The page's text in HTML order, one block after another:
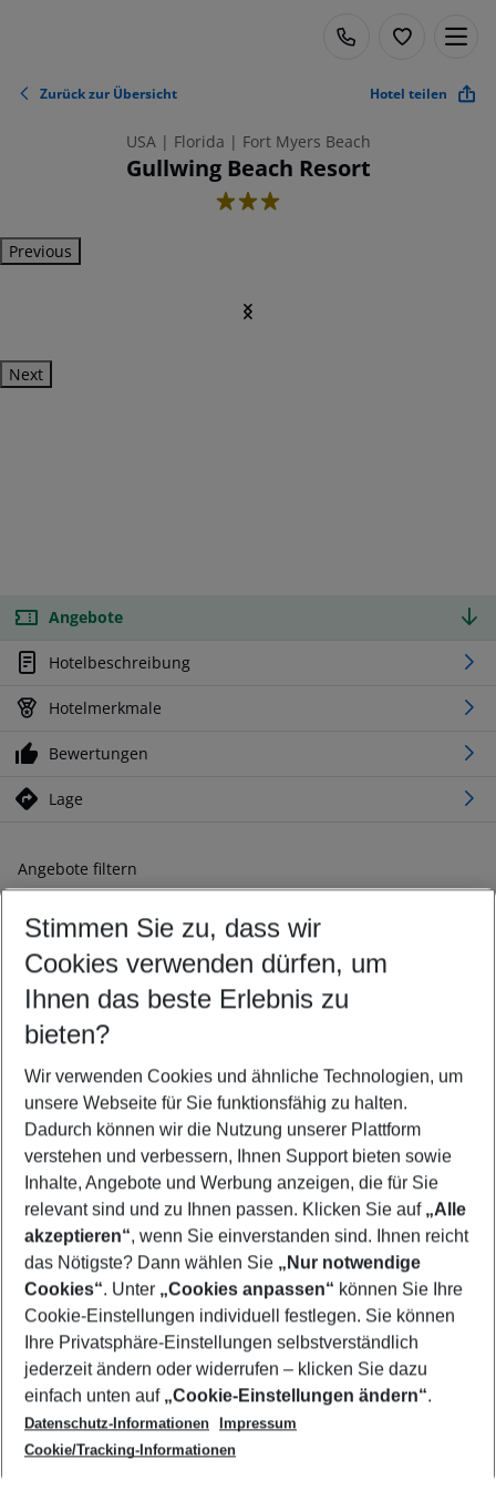
Zurück zur Übersicht Hotel teilen
USA | Florida | Fort Myers Beach
Gullwing Beach Resort
3
Previous
Next
Angebote
Hotelbeschreibung
Hotelmerkmale
Bewertungen
Lage
Angebote filtern
Ändern Sie Ihre Kriterien nach Ihren Wünschen
Abflughafen wählen
Beliebiger Abflughafen
Reisezeitraum wählen
10.08.26– 08.08.27 5-8 Nächte
2 Erwachsene Keine Kinder
Mehr Filter anzeigen
Footer
Footer navigation
Über uns
AGB
Cookie-Einstellungen ändern
Cookie-Richtlinie
Datenschutz
Service & Hilfe
Barrierefreies Reisen
Check-in
Folgen Sie uns
Stimmen Sie zu, dass wir
Cookies verwenden dürfen, um
Ihnen das beste Erlebnis zu
bieten?
Wir verwenden Cookies und ähnliche Technologien, um
unsere Webseite für Sie funktionsfähig zu halten.
Dadurch können wir die Nutzung unserer Plattform
verstehen und verbessern, Ihnen Support bieten sowie
Inhalte, Angebote und Werbung anzeigen, die für Sie
relevant sind und zu Ihnen passen. Klicken Sie auf „Alle
akzeptieren“, wenn Sie einverstanden sind. Ihnen reicht
das Nötigste? Dann wählen Sie „Nur notwendige
Cookies“. Unter „Cookies anpassen“ können Sie Ihre
Cookie-Einstellungen individuell festlegen. Sie können
Ihre Privatsphäre-Einstellungen selbstverständlich
jederzeit ändern oder widerrufen – klicken Sie dazu
einfach unten auf „Cookie-Einstellungen ändern“.
Datenschutz-Informationen
Impressum
Cookie/Tracking-Informationen